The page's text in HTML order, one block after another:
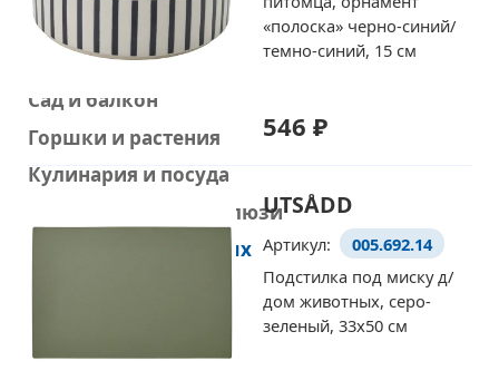
Условия доставки
Уже выбрали товары
на европейском сайте IKEA?
Тогда просто добавляйте
их в корзину по артикулу
Перейти в корзину
Освещение
Текстиль и ковры
Сад и балкон
Горшки и растения
Кулинария и посуда
Шторы, шторы и жалюзи
Товары для животных
Товары для кошек
«полоска» черно-синий/
темно-синий, 15 см
546 ₽
UTSÅDD
Артикул:
005.692.14
Подстилка под миску д/
дом животных, серо-
зеленый, 33x50 см